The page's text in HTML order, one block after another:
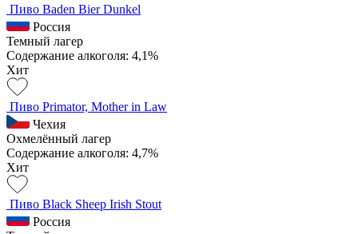
Пиво Baden Bier Dunkel
Россия
Темный лагер
Содержание алкоголя: 4,1%
Хит
Пиво Primator, Mother in Law
Чехия
Охмелённый лагер
Содержание алкоголя: 4,7%
Хит
Пиво Black Sheep Irish Stout
Россия